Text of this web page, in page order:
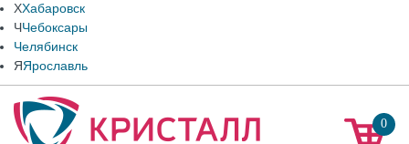
ХХабаровск
ЧЧебоксары
Челябинск
ЯЯрославль
0